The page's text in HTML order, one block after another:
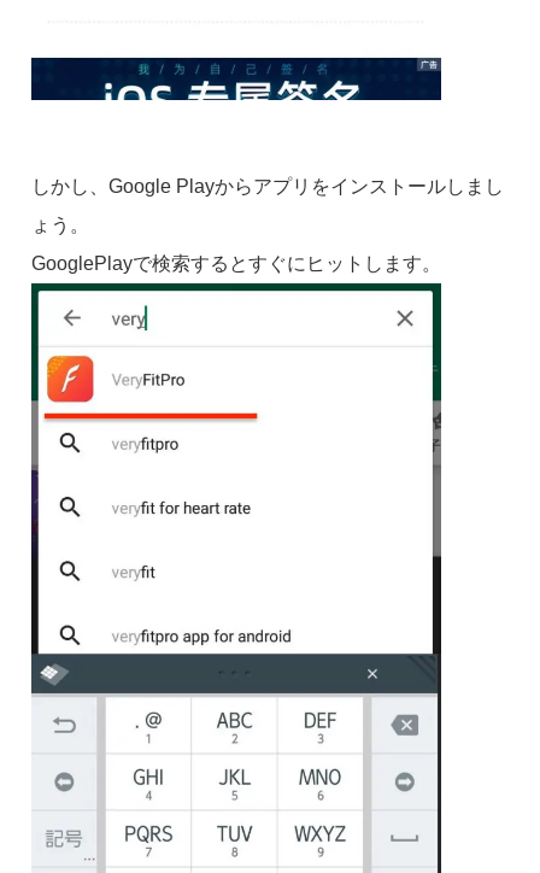
しかし、Google Playからアプリをインストールしまし
ょう。
GooglePlayで検索するとすぐにヒットします。